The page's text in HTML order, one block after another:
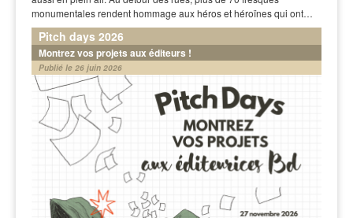
monumentales rendent hommage aux héros et héroïnes qui ont…
Pitch days 2026
Montrez vos projets aux éditeurs !
Publié le 26 juin 2026